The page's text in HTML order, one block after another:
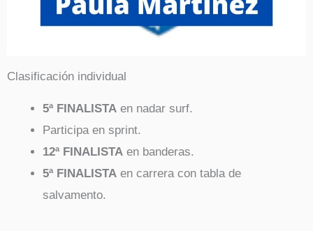
Clasificación individual
5ª FINALISTA en nadar surf.
Participa en sprint.
12ª FINALISTA en banderas.
5ª FINALISTA en carrera con tabla de
salvamento.